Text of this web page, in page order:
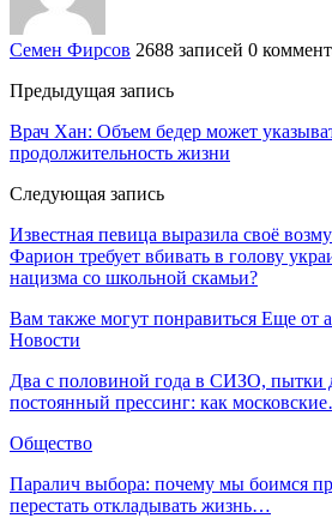
Семен Фирсов 2688 записей 0
Предыдущая запись
Врач Хан: Объем бедер может
продолжительность жизни
Следующая запись
Известная певица выразила своё
Фарион требует вбивать в голову
нацизма со школьной скамьи?
Вам также могут понравиться Еще от
Новости
Два с половиной года в СИЗО, пытки
постоянный прессинг: как
Общество
Паралич выбора: почему мы боимся
перестать откладывать жизнь…